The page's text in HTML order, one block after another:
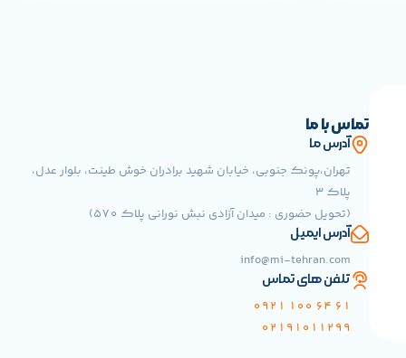
تماس با ما
آدرس ما
تهران،پونک جنوبی، خیابان شهید برادران خوش طینت، بلوار عدل،
پلاک 3
(تحویل حضوری : میدان آزادی نبش نورانی پلاک 570)
آدرس ایمیل
info@mi-tehran.com
تلفن های تماس
61 64 100 0921
02191011299